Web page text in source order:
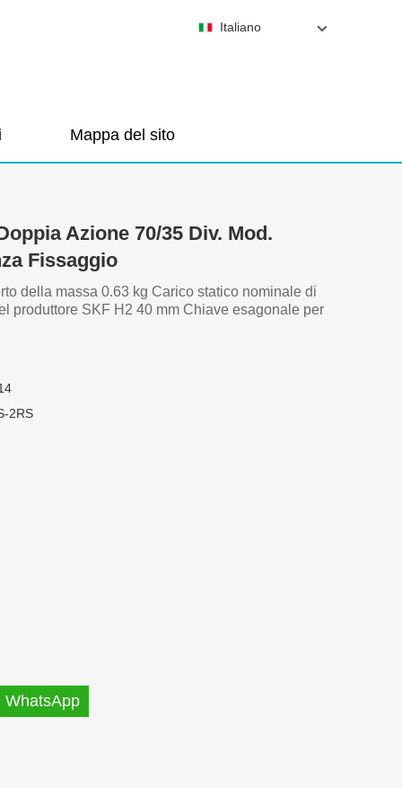
Mappa del sito
Italiano
Azione 70/35 Div. Mod.
Fissaggio
della massa 0.63 kg Carico statico nominale di
produttore SKF H2 40 mm Chiave esagonale per
2RS
WhatsApp